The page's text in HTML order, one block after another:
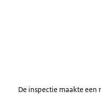
Daan: Kijk dan
Carlijn: Mijn
De inspectie maakte een